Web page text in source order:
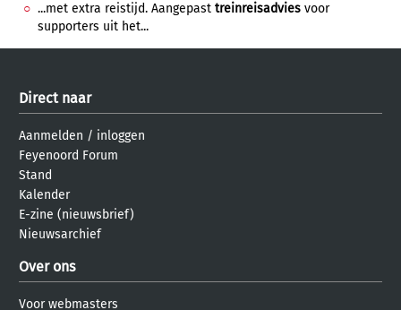
...met extra reistijd. Aangepast treinreisadvies voor
supporters uit het...
Direct naar
Aanmelden / inloggen
Feyenoord Forum
Stand
Kalender
E-zine (nieuwsbrief)
Nieuwsarchief
Over ons
Voor webmasters